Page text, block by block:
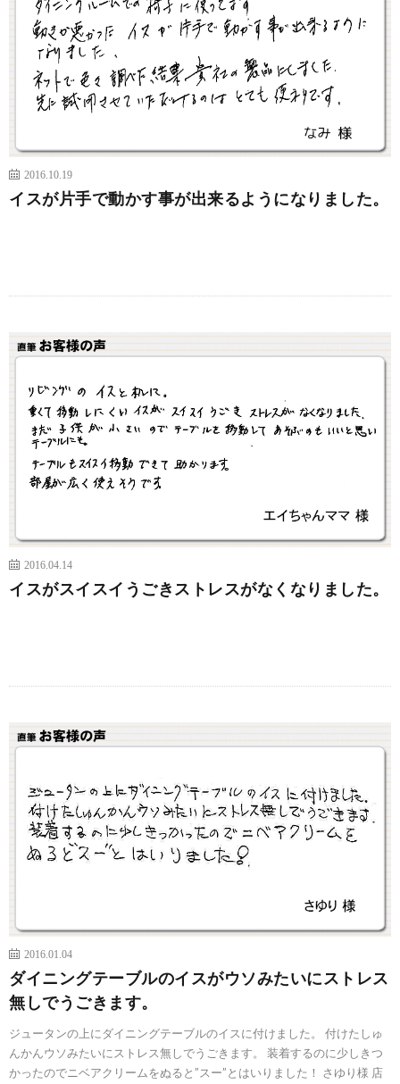
2016.10.19
イスが片手で動かす事が出来るようになりました。
2016.04.14
イスがスイスイうごきストレスがなくなりました。
2016.01.04
ダイニングテーブルのイスがウソみたいにストレス
無しでうごきます。
ジュータンの上にダイニングテーブルのイスに付けました。 付けたしゅ
んかんウソみたいにストレス無しでうごきます。 装着するのに少しきつ
かったのでニベアクリームをぬると”スー”とはいりました！ さゆり様 店